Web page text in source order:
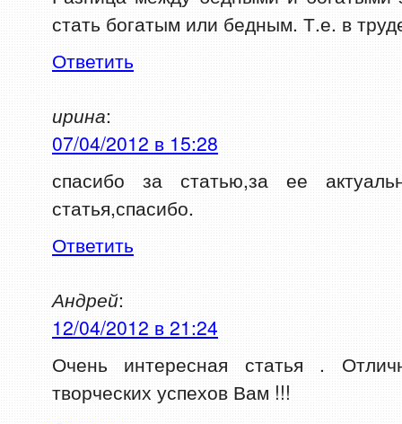
стать богатым или бедным. Т.е. в
Ответить
ирина:
07/04/2012 в 15:28
спасибо за статью,за ее
статья,спасибо.
Ответить
Андрей:
12/04/2012 в 21:24
Очень интересная статья .
творческих успехов Вам !!!